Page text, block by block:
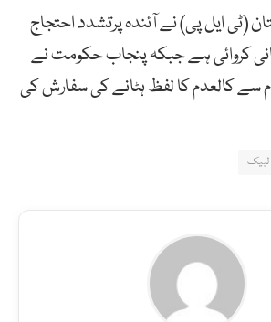
(ٹی ایل پی) نے آئندہ پرتشدد احتجاج
کروائی ہے جبکہ پنجاب حکومت نے
سے کالعدم کا لفظ ہٹانے کی سفارش کی
لبیک